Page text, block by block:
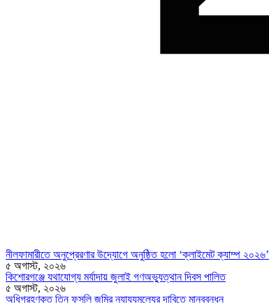
নীলফামারীতে অনুপ্রেরণার উদ্যোগে অনুষ্ঠিত হলো ‘ক্লাইমেট ক্যাম্প ২০২৬’
৫ অগাস্ট, ২০২৬
কিশোরগঞ্জে যথাযোগ্য মর্যাদায় জুলাই গণঅভ্যুত্থান দিবস পালিত
৫ অগাস্ট, ২০২৬
অধিগ্রহণকৃত তিন ফসলি জমির ন্যায্যমূল্যের দাবিতে মানববন্ধন